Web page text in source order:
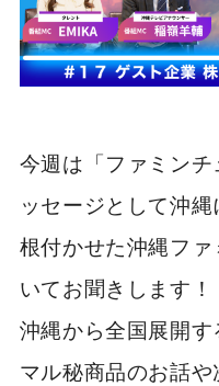
今週は「ファミン
ッセージとして沖
根付かせた沖縄フ
いてお聞きします！
沖縄から全国展開
マル秘商品のお話